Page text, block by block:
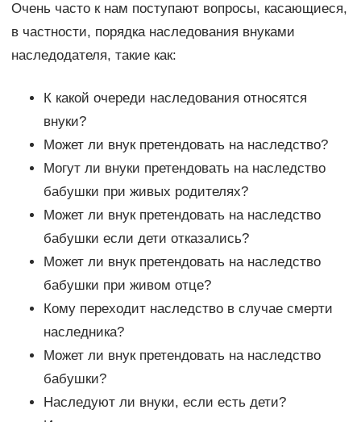
Очень часто к нам поступают вопросы, касающиеся,
в частности, порядка наследования внуками
наследодателя, такие как:
К какой очереди наследования относятся
внуки?
Может ли внук претендовать на наследство?
Могут ли внуки претендовать на наследство
бабушки при живых родителях?
Может ли внук претендовать на наследство
бабушки если дети отказались?
Может ли внук претендовать на наследство
бабушки при живом отце?
Кому переходит наследство в случае смерти
наследника?
Может ли внук претендовать на наследство
бабушки?
Наследуют ли внуки, если есть дети?